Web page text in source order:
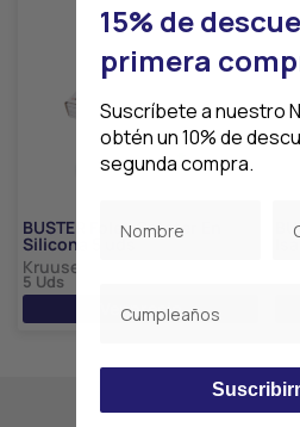
BUSTER Foley Catéter En
Silicona 5 uds
Kruuse
5 Uds
Ver precio
15% de
primera
Suscríbete a nuestro
obtén un 10% de
segunda compra.